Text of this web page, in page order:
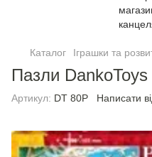
Каталог Іграшки та
Пазли
Артикул: DT 80P Написати